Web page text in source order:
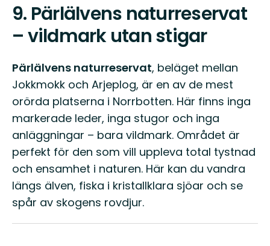
9. Pärlälvens naturreservat
– vildmark utan stigar
Pärlälvens naturreservat, beläget mellan
Jokkmokk och Arjeplog, är en av de mest
orörda platserna i Norrbotten. Här finns inga
markerade leder, inga stugor och inga
anläggningar – bara vildmark. Området är
perfekt för den som vill uppleva total tystnad
och ensamhet i naturen. Här kan du vandra
längs älven, fiska i kristallklara sjöar och se
spår av skogens rovdjur.